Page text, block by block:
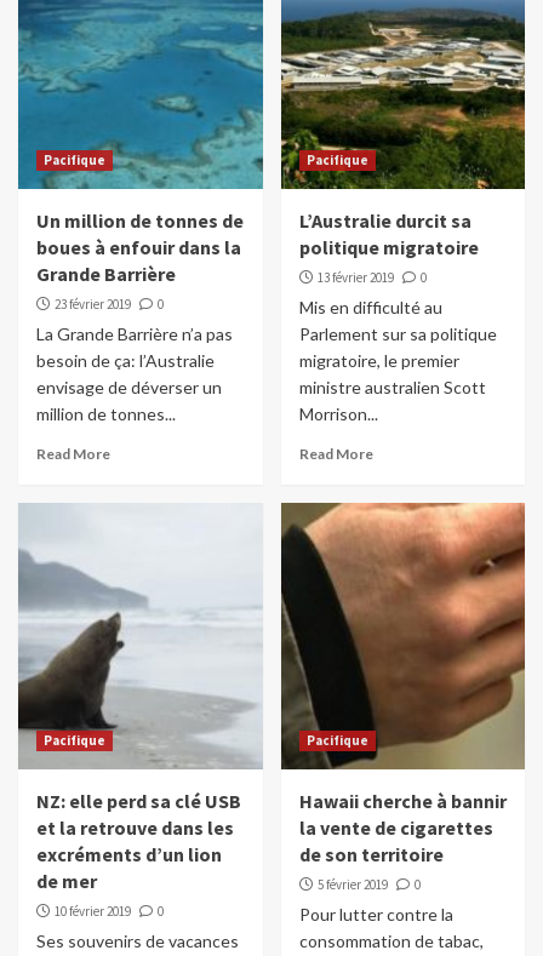
Pacifique
Un million de tonnes de
boues à enfouir dans la
Grande Barrière
23 février 2019 0
La Grande Barrière n’a pas
besoin de ça: l’Australie
envisage de déverser un
million de tonnes...
Read More
Pacifique
L’Australie durcit sa
politique migratoire
13 février 2019 0
Mis en difficulté au
Parlement sur sa politique
migratoire, le premier
ministre australien Scott
Morrison...
Read More
Pacifique
NZ: elle perd sa clé USB
et la retrouve dans les
excréments d’un lion
de mer
10 février 2019 0
Ses souvenirs de vacances
Pacifique
Hawaii cherche à bannir
la vente de cigarettes
de son territoire
5 février 2019 0
Pour lutter contre la
consommation de tabac,